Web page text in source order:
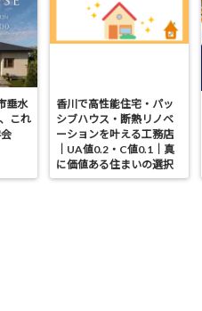
垂水
これ
香川で高性能住宅・パッ
シブハウス・断熱リノベ
ーションを叶える工務店
｜UA値0.2・C値0.1｜真
に価値ある住まいの選択